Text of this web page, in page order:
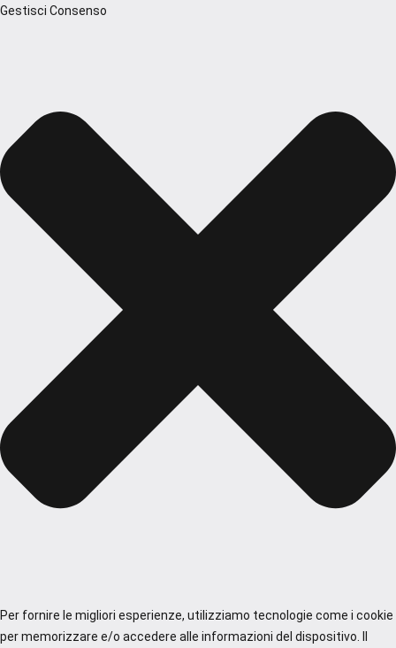
Gestisci Consenso
Per fornire le migliori esperienze, utilizziamo tecnologie come i cookie
per memorizzare e/o accedere alle informazioni del dispositivo. Il